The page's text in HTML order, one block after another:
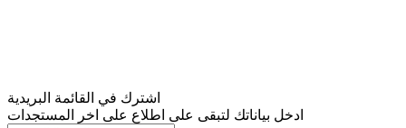
اشترك في القائمة البريدية
ادخل بياناتك لتبقى على اطلاع على اخر المستجدات